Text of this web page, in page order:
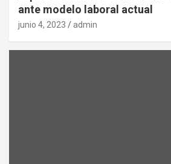
ante modelo laboral actual
junio 4, 2023 admin